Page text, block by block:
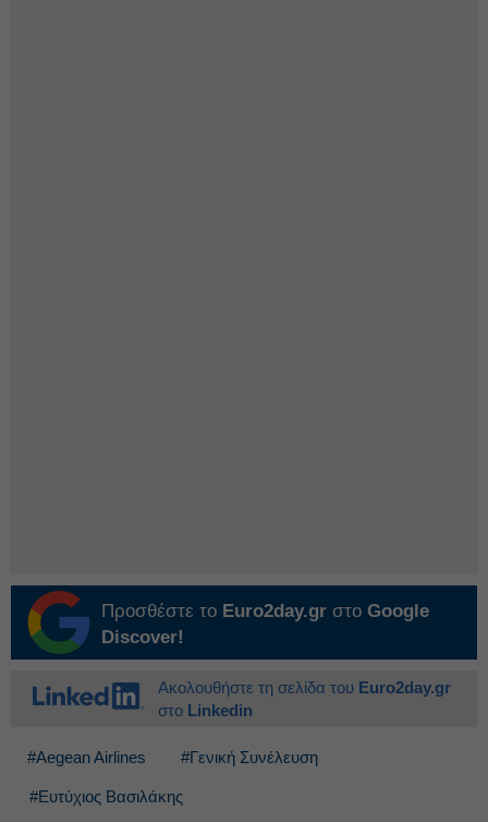
Προσθέστε το Euro2day.gr στο Google
Discover!
Ακολουθήστε τη σελίδα του Euro2day.gr
στο Linkedin
#Aegean Airlines #Γενική Συνέλευση
#Ευτύχιος Βασιλάκης